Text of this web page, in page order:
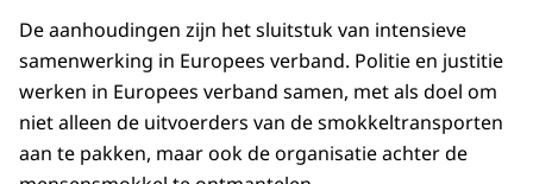
De aanhoudingen zijn het sluitstuk van intensieve
samenwerking in Europees verband. Politie en justitie
werken in Europees verband samen, met als doel om
niet alleen de uitvoerders van de smokkeltransporten
aan te pakken, maar ook de organisatie achter de